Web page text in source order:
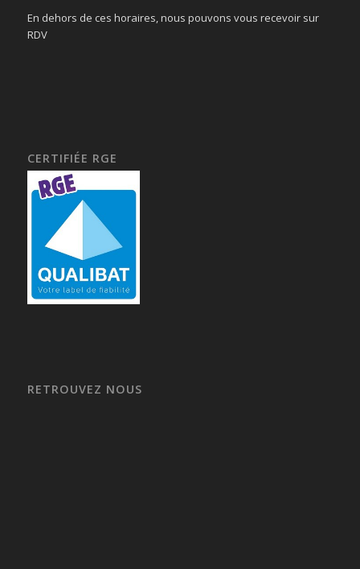
En dehors de ces horaires, nous pouvons vous recevoir sur
RDV
CERTIFIÉE RGE
RETROUVEZ NOUS